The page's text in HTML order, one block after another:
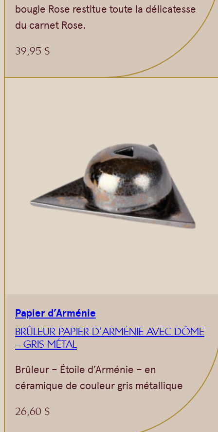
bougie Rose restitue toute la délicatesse
du carnet Rose.
39,95 $
Papier d’Arménie
BRÛLEUR PAPIER D’ARMÉNIE AVEC DÔME
– GRIS MÉTAL
Brûleur – Étoile d’Arménie – en
céramique de couleur gris métallique
26,60 $